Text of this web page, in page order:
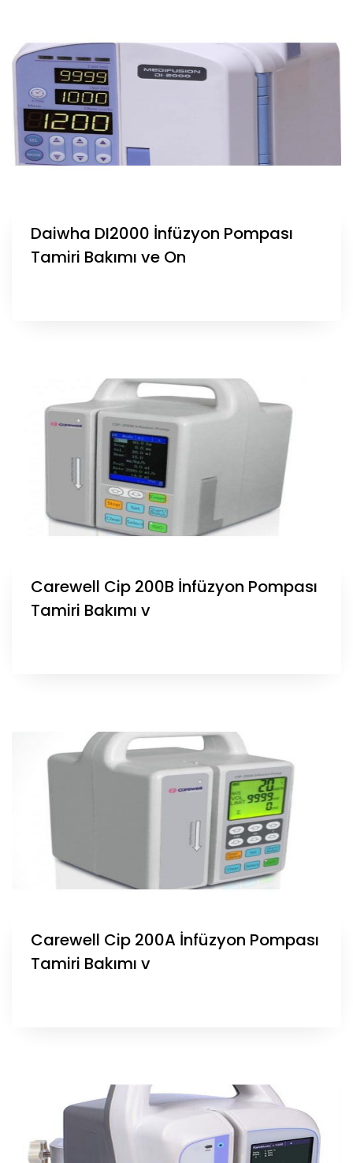
Daiwha DI2000 İnfüzyon Pompası
Tamiri Bakımı ve On
Carewell Cip 200B İnfüzyon Pompası
Tamiri Bakımı v
Carewell Cip 200A İnfüzyon Pompası
Tamiri Bakımı v